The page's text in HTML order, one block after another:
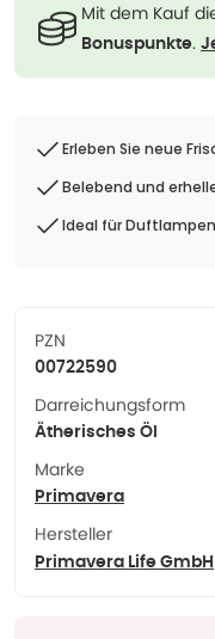
Mit dem Kauf
Bonuspunkte.
Erleben Sie neue
Belebend und
Ideal für Duftlampen
PZN
00722590
Darreichungsform
Ätherisches Öl
Marke
Primavera
Hersteller
Primavera Life GmbH